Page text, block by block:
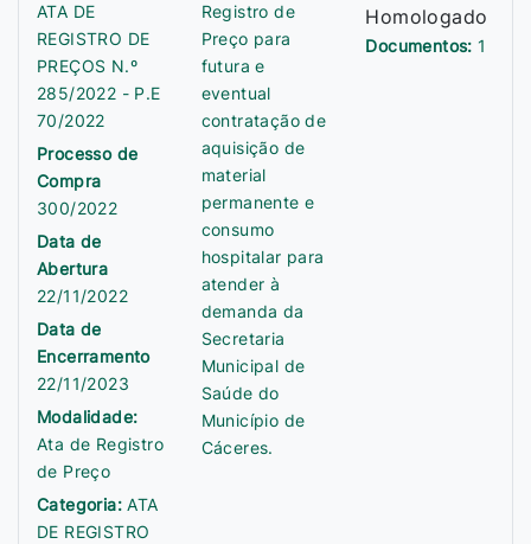
ATA DE
REGISTRO DE
PREÇOS N.º
285/2022 - P.E
70/2022
Processo de
Compra
300/2022
Data de
Abertura
22/11/2022
Data de
Encerramento
22/11/2023
Modalidade:
Ata de Registro
de Preço
Categoria:ATA
DE REGISTRO
Registro de
Preço para
futura e
eventual
contratação de
aquisição de
material
permanente e
consumo
hospitalar para
atender à
demanda da
Secretaria
Municipal de
Saúde do
Município de
Cáceres.
Homologado
Documentos:1